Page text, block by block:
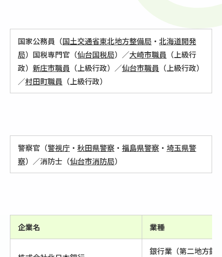
国家公務員（国土交通省東北地方整備局 ・ 北海道開発
局）国税専門官（仙台国税局）／大崎市職員 （上級行
政） 新庄市職員 （上級行政）／仙台市職員 （上級行政）
／村田町職員 （上級行政）
警察官（警視庁 ・ 秋田県警察 ・ 福島県警察 ・ 埼玉県警
察）／消防士（仙台市消防局）
企業名 業種
銀行業（第二地方銀